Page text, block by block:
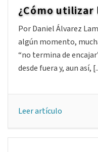
¿Cómo utilizar
Por Daniel Álvarez
algún momento,
“no termina de
desde fuera y, aun así,
Leer artículo
Design
para coaches
de Andrea Caride El
entender y dar
usuarios. Es una